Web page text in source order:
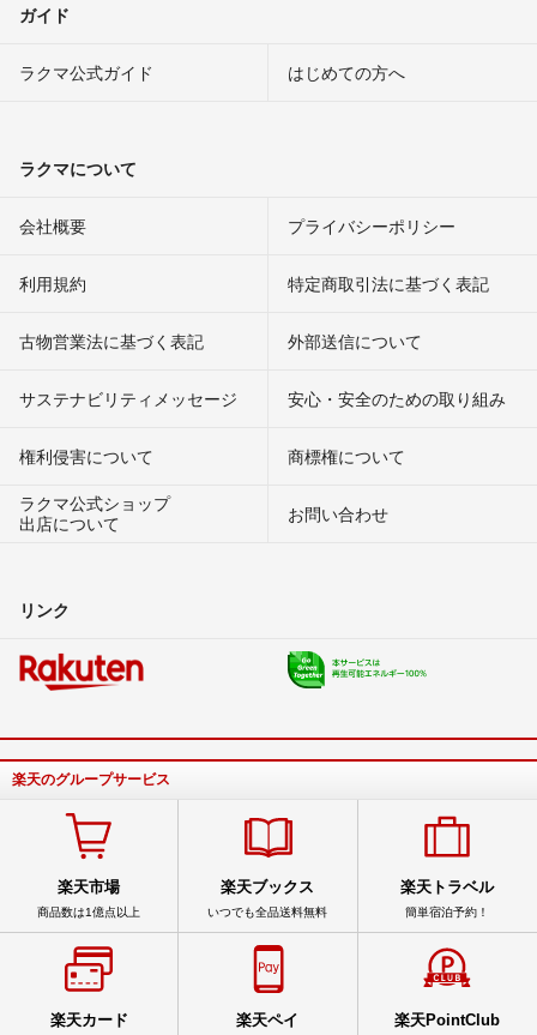
ガイド
ラクマ公式ガイド はじめての方へ
ラクマについて
会社概要 プライバシーポリシー
利用規約 特定商取引法に基づく表記
古物営業法に基づく表記 外部送信について
サステナビリティメッセージ 安心・安全のための取り組み
権利侵害について
商標権について
ラクマ公式ショップ
出店について
お問い合わせ
リンク
楽天のグループサービス
楽天市場
商品数は1億点以上
楽天ブックス
いつでも全品送料無料
楽天トラベル
簡単宿泊予約！
楽天カード 楽天ペイ 楽天PointClub